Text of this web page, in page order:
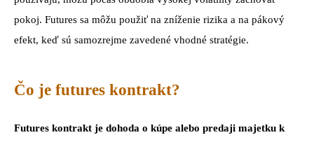
pokoj. Futures sa môžu použiť na zníženie rizika a na pákový
efekt, keď sú samozrejme zavedené vhodné stratégie.
Čo je futures kontrakt?
Futures kontrakt je dohoda o kúpe alebo predaji majetku k